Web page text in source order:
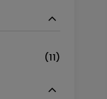
(11)